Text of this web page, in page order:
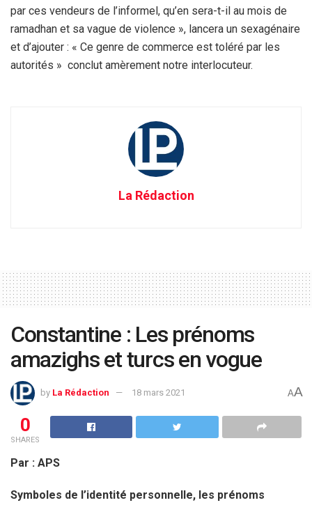
par ces vendeurs de l’informel, qu’en sera-t-il au mois de
ramadhan et sa vague de violence », lancera un sexagénaire
et d’ajouter : « Ce genre de commerce est toléré par les
autorités » conclut amèrement notre interlocuteur.
La Rédaction
Constantine : Les prénoms
amazighs et turcs en vogue
by La Rédaction 18 mars 2021 AA
0
SHARES
Par : APS
Symboles de l’identité personnelle, les prénoms